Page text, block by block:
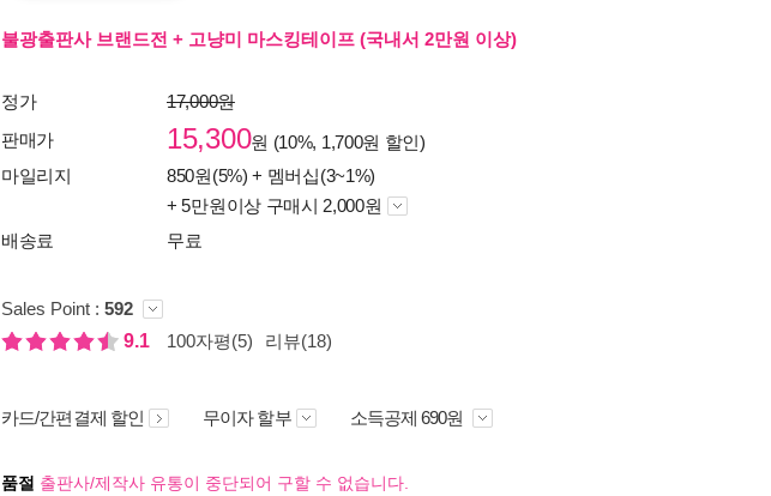
불광출판사 브랜드전 + 고냥미 마스킹테이프 (국내서 2만원 이상)
정가
17,000원
판매가
15,300원 (10%, 1,700원 할인)
마일리지
850원(5%) + 멤버십(3~1%)
+ 5만원이상 구매시 2,000원
배송료
무료
Sales Point : 592
9.1
100자평(5) 리뷰(18)
카드/간편결제 할인 무이자 할부 소득공제 690원
품절 출판사/제작사 유통이 중단되어 구할 수 없습니다.